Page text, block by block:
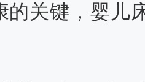
的关键，婴儿